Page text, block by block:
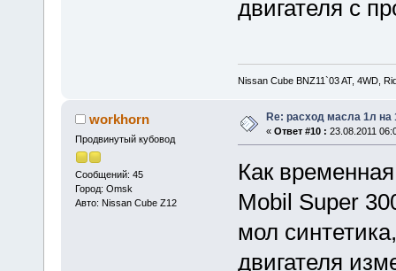
двигателя с
Nissan Cube BNZ11`03 AT, 4WD,
workhorn
Продвинутый кубовод
Сообщений: 45
Город: Omsk
Авто: Nissan Cube Z12
Re: расход масла 1л на
« Ответ #10 : 23.08.2011
Как
Mobil Super
мол
двигателя